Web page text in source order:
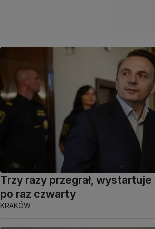
Trzy razy przegrał,
po raz czwarty
KRAKÓW